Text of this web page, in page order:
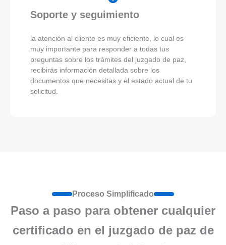
Soporte y seguimiento
la atención al cliente es muy eficiente, lo cual es
muy importante para responder a todas tus
preguntas sobre los trámites del juzgado de paz,
recibirás información detallada sobre los
documentos que necesitas y el estado actual de tu
solicitud.
Proceso Simplificado
Paso a paso para obtener cualquier
certificado en el juzgado de paz de